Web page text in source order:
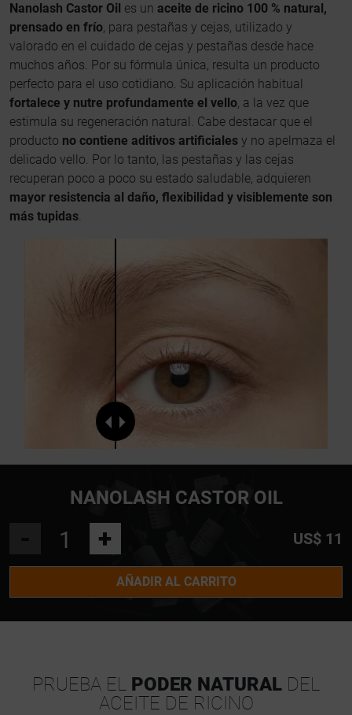
Nanolash Castor Oil es un aceite de ricino 100 % natural,
prensado en frío, para pestañas y cejas, utilizado y
valorado en el cuidado de cejas y pestañas desde hace
muchos años. Por su fórmula única, resulta un producto
perfecto para el uso cotidiano. Su aplicación habitual
fortalece y nutre profundamente el vello, a la vez que
estimula su regeneración natural. Cabe destacar que el
producto no contiene aditivos artificiales y no apelmaza el
delicado vello. Por lo tanto, las pestañas y las cejas
recuperan poco a poco su estado saludable, adquieren
mayor resistencia al daño, flexibilidad y visiblemente son
más tupidas.
NANOLASH CASTOR OIL
+ US$ 11
AÑADIR AL CARRITO
PRUEBA EL PODER NATURAL DEL
ACEITE DE RICINO